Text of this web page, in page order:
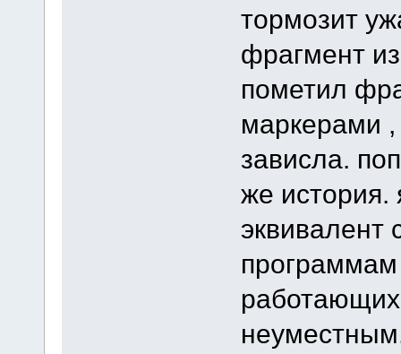
тормозит
фрагмент
пометил
маркерами ,
зависла.
же
эквивалент